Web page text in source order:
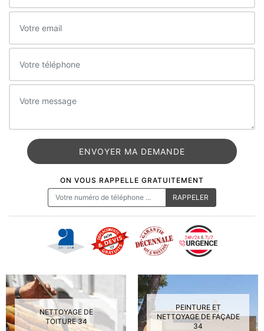
ON VOUS RAPPELLE GRATUITEMENT
NETTOYAGE DE
TOITURE 34
PEINTURE ET
NETTOYAGE DE FAÇADE
34